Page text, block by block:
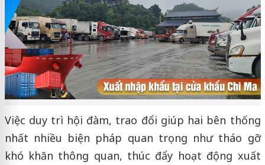
Việc duy trì hội đàm, trao đổi giúp hai bên thống
nhất nhiều biện pháp quan trọng như tháo gỡ
khó khăn thông quan, thúc đẩy hoạt động xuất